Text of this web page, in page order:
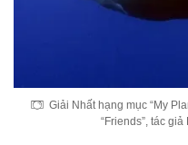
Giải Nhất hạng mục “My
“Friends”, tác